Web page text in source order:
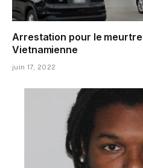
Arrestation pour le
Vietnamienne
juin 17, 2022